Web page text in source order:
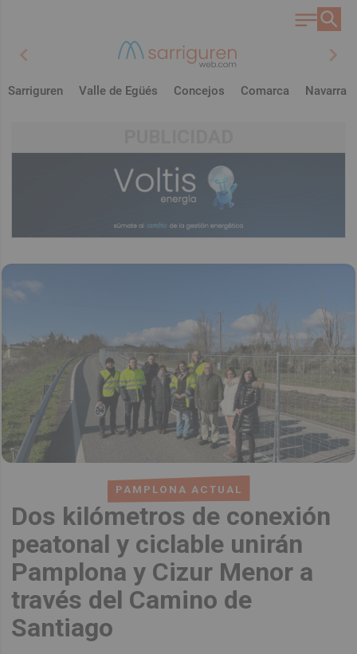
chevron_left chevron_right
Sarriguren Valle de Egüés Concejos Comarca Navarra
PAMPLONA ACTUAL
Dos kilómetros de conexión
peatonal y ciclable unirán
Pamplona y Cizur Menor a
través del Camino de
Santiago